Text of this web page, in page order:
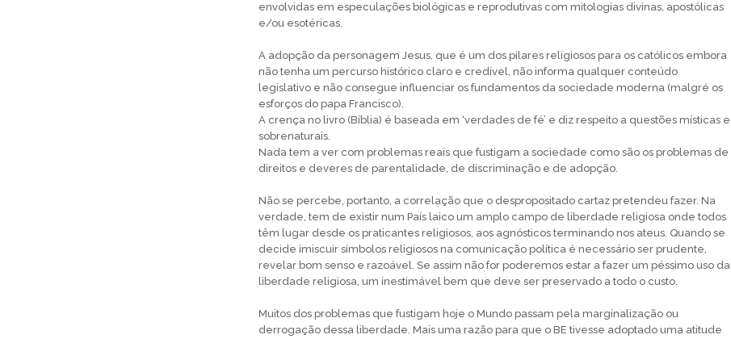
envolvidas em especulações biológicas e reprodutivas com mitologias divinas, apostólicas
e/ou esotéricas.
A adopção da personagem Jesus, que é um dos pilares religiosos para os católicos embora
não tenha um percurso histórico claro e credível, não informa qualquer conteúdo
legislativo e não consegue influenciar os fundamentos da sociedade moderna (malgré os
esforços do papa Francisco).
A crença no livro (Bíblia) é baseada em ‘verdades de fé’ e diz respeito a questões místicas e
sobrenaturais.
Nada tem a ver com problemas reais que fustigam a sociedade como são os problemas de
direitos e deveres de parentalidade, de discriminação e de adopção.
Não se percebe, portanto, a correlação que o despropositado cartaz pretendeu fazer. Na
verdade, tem de existir num País laico um amplo campo de liberdade religiosa onde todos
têm lugar desde os praticantes religiosos, aos agnósticos terminando nos ateus. Quando se
decide imiscuir símbolos religiosos na comunicação política é necessário ser prudente,
revelar bom senso e razoável. Se assim não for poderemos estar a fazer um péssimo uso da
liberdade religiosa, um inestimável bem que deve ser preservado a todo o custo.
Muitos dos problemas que fustigam hoje o Mundo passam pela marginalização ou
derrogação dessa liberdade. Mais uma razão para que o BE tivesse adoptado uma atitude